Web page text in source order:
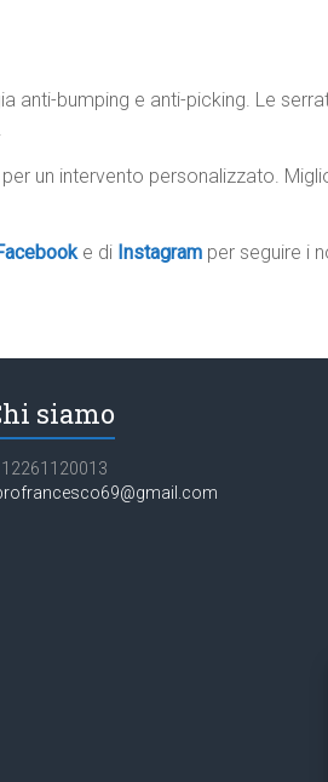
anti-bumping e anti-picking. Le
per un intervento personalizzato.
e di Instagram per seguire i
siamo
12261120013